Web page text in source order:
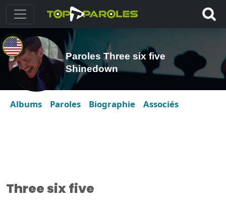
Paroles Three six five
Shinedown
Albums Paroles Biographie Associés
Three six five